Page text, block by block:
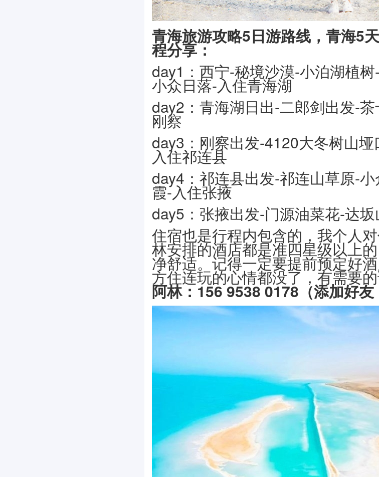
青海旅游攻略5日游路线，青海5
程分享：
day1：西宁-秘境沙漠-小泊湖植
小众日落-入住青海湖
day2：青海湖日出-二郎剑出发-
刚察
day3：刚察出发-4120大冬树山
入住祁连县
day4：祁连县出发-祁连山草原-
霞-入住张掖
day5：张掖出发-门源油菜花-达
住宿也是行程内包含的，我个人
林安排的酒店都是准四星级以上
净舒适。记得一定要提前预定好
方住连玩的心情都没了，有需要
阿林：156 9538 0178（添加好